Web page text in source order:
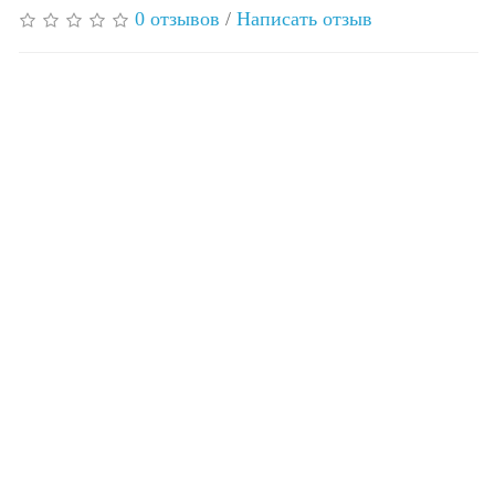
0 отзывов /Написать отзыв